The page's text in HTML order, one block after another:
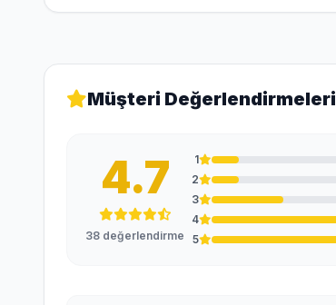
Müşteri Değerlendirmeleri
4.7
38 değerlendirme
1
2
3
4
5